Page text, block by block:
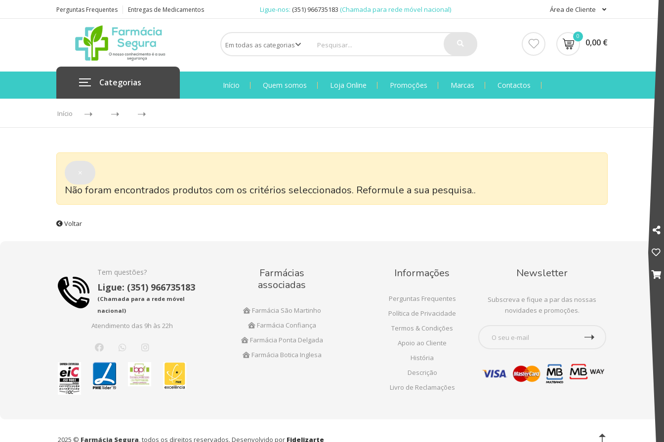
Perguntas Frequentes Entregas de Medicamentos Ligue-nos: (351) 966735183 (Chamada para rede móvel nacional) Área de Cliente
0
0,00 €
Categorias Início Quem somos Loja Online Promoções Marcas Contactos
Início
×
Não foram encontrados produtos com os critérios seleccionados. Reformule a sua pesquisa..
Voltar
Tem questões?
Ligue: (351) 966735183
(Chamada para a rede móvel
nacional)
Atendimento das 9h às 22h
Farmácias
associadas
Farmácia São Martinho
Farmácia Confiança
Farmácia Ponta Delgada
Farmácia Botica Inglesa
Informações
Perguntas Frequentes
Política de Privacidade
Termos & Condições
Apoio ao Cliente
História
Descrição
Livro de Reclamações
Newsletter
Subscreva e fique a par das nossas
novidades e promoções.
2025 © Farmácia Segura, todos os direitos reservados. Desenvolvido por Fidelizarte